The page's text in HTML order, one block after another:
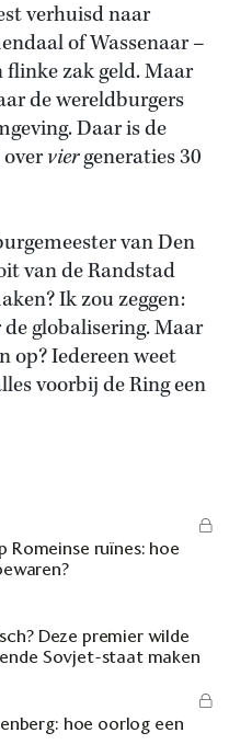
verhuisd naar
of Wassenaar –
flinke zak geld. Maar
de wereldburgers
Daar is de
viergeneraties 30
van Den
van de Randstad
Ik zou zeggen:
de globalisering. Maar
op? Iedereen weet
voorbij de Ring een
ruïnes: hoe
Deze premier wilde
Sovjet-staat maken
hoe oorlog een